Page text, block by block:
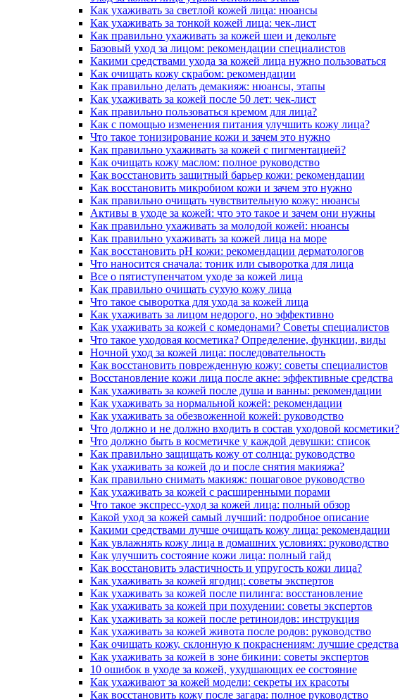
Как ухаживать за светлой кожей лица: нюансы
Как ухаживать за тонкой кожей лица: чек-лист
Как правильно ухаживать за кожей шеи и декольте
Базовый уход за лицом: рекомендации специалистов
Какими средствами ухода за кожей лица нужно пользоваться
Как очищать кожу скрабом: рекомендации
Как правильно делать демакияж: нюансы, этапы
Как ухаживать за кожей после 50 лет: чек-лист
Как правильно пользоваться кремом для лица?
Как с помощью изменения питания улучшить кожу лица?
Что такое тонизирование кожи и зачем это нужно
Как правильно ухаживать за кожей с пигментацией?
Как очищать кожу маслом: полное руководство
Как восстановить защитный барьер кожи: рекомендации
Как восстановить микробиом кожи и зачем это нужно
Как правильно очищать чувствительную кожу: нюансы
Активы в уходе за кожей: что это такое и зачем они нужны
Как правильно ухаживать за молодой кожей: нюансы
Как правильно ухаживать за кожей лица на море
Как восстановить pH кожи: рекомендации дерматологов
Что наносится сначала: тоник или сыворотка для лица
Все о пятиступенчатом уходе за кожей лица
Как правильно очищать сухую кожу лица
Что такое сыворотка для ухода за кожей лица
Как ухаживать за лицом недорого, но эффективно
Как ухаживать за кожей с комедонами? Советы специалистов
Что такое уходовая косметика? Определение, функции, виды
Ночной уход за кожей лица: последовательность
Как восстановить поврежденную кожу: советы специалистов
Восстановление кожи лица после акне: эффективные средства
Как ухаживать за кожей после душа и ванны: рекомендации
Как ухаживать за нормальной кожей: рекомендации
Как ухаживать за обезвоженной кожей: руководство
Что должно и не должно входить в состав уходовой косметики?
Что должно быть в косметичке у каждой девушки: список
Как правильно защищать кожу от солнца: руководство
Как ухаживать за кожей до и после снятия макияжа?
Как правильно снимать макияж: пошаговое руководство
Как ухаживать за кожей с расширенными порами
Что такое экспресс-уход за кожей лица: полный обзор
Какой уход за кожей самый лучший: подробное описание
Какими средствами лучше очищать кожу лица: рекомендации
Как увлажнять кожу лица в домашних условиях: руководство
Как улучшить состояние кожи лица: полный гайд
Как восстановить эластичность и упругость кожи лица?
Как ухаживать за кожей ягодиц: советы экспертов
Как ухаживать за кожей после пилинга: восстановление
Как ухаживать за кожей при похудении: советы экспертов
Как ухаживать за кожей после ретиноидов: инструкция
Как ухаживать за кожей живота после родов: руководство
Как очищать кожу, склонную к покраснениям: лучшие средства
Как ухаживать за кожей в зоне бикини: советы экспертов
10 ошибок в уходе за кожей, ухудшающих ее состояние
Как ухаживают за кожей модели: секреты их красоты
Как восстановить кожу после загара: полное руководство